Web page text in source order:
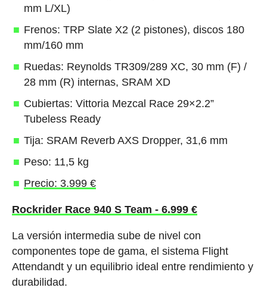
mm L/XL)
Frenos: TRP Slate X2 (2 pistones), discos 180
mm/160 mm
Ruedas: Reynolds TR309/289 XC, 30 mm (F) /
28 mm (R) internas, SRAM XD
Cubiertas: Vittoria Mezcal Race 29×2.2”
Tubeless Ready
Tija: SRAM Reverb AXS Dropper, 31,6 mm
Peso: 11,5 kg
Precio: 3.999 €
Rockrider Race 940 S Team - 6.999 €
La versión intermedia sube de nivel con
componentes tope de gama, el sistema Flight
Attendandt y un equilibrio ideal entre rendimiento y
durabilidad.